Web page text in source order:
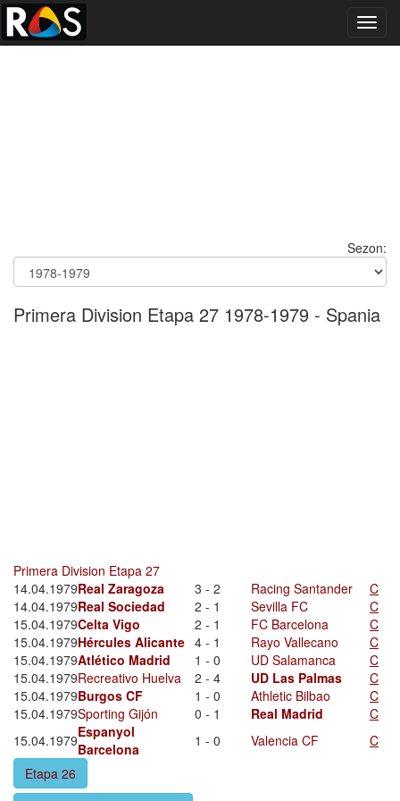
Sezon:
Primera Division Etapa 27 1978-1979 - Spania
Primera Division Etapa 27
14.04.1979Real Zaragoza 3 - 2 Racing Santander
C
14.04.1979Real Sociedad 2 - 1 Sevilla FC
C
15.04.1979Celta Vigo 2 - 1 FC Barcelona
C
15.04.1979Hércules Alicante 4 - 1 Rayo Vallecano
C
15.04.1979Atlético Madrid 1 - 0 UD Salamanca
C
15.04.1979Recreativo Huelva 2 - 4 UD Las Palmas
C
15.04.1979Burgos CF 1 - 0 Athletic Bilbao
C
15.04.1979Sporting Gijón 0 - 1 Real Madrid
C
15.04.1979Espanyol
Barcelona
1 - 0 Valencia CF
C
Etapa 26